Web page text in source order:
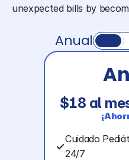
unexpected bills by
Anual
$18 al
Cuidado
24/7